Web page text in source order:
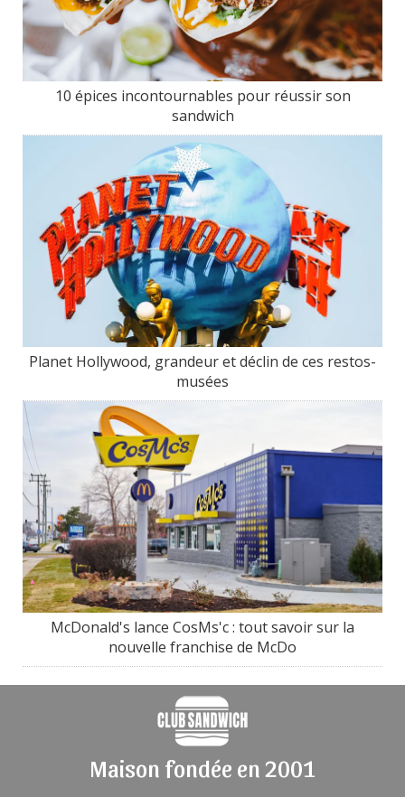
10 épices incontournables pour réussir son
sandwich
Planet Hollywood, grandeur et déclin de ces restos-
musées
McDonald's lance CosMs'c : tout savoir sur la
nouvelle franchise de McDo
Maison fondée en 2001